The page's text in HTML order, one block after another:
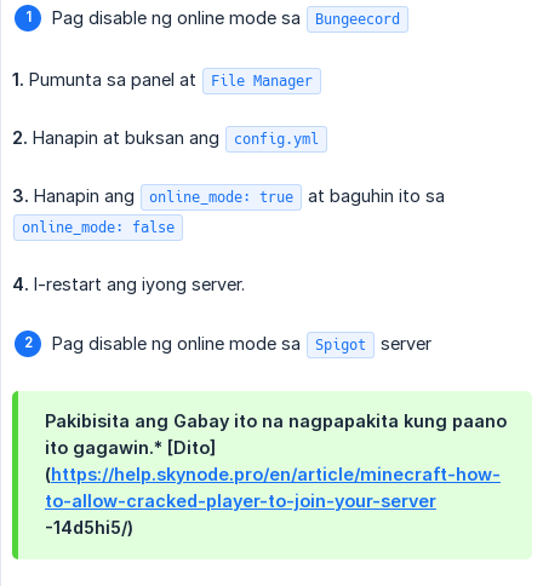
Pag disable ng online mode sa Bungeecord
1. Pumunta sa panel at File Manager
2. Hanapin at buksan ang config.yml
3. Hanapin ang online_mode: true at baguhin ito sa
online_mode: false
4. I-restart ang iyong server.
Pag disable ng online mode sa Spigot server
Pakibisita ang Gabay ito na nagpapakita kung paano
ito gagawin.* [Dito]
(https://help.skynode.pro/en/article/minecraft-how-
to-allow-cracked-player-to-join-your-server
-14d5hi5/)